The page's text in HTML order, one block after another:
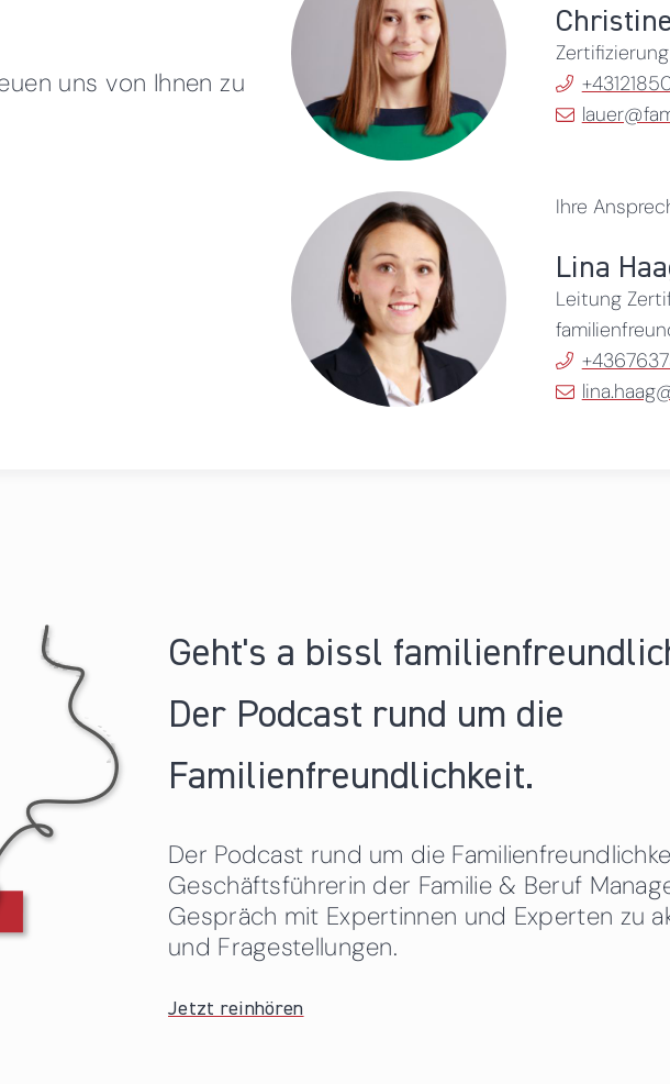
uns von Ihnen zu
Ihre
Lina
Leitung
Geht's a bissl
Der Podcast rund um die
Familienfreundlichkeit.
Der Podcast rund um die
Geschäftsführerin der Familie & Beruf
Gespräch mit Expertinnen und Experten zu
und Fragestellungen.
Jetzt reinhören